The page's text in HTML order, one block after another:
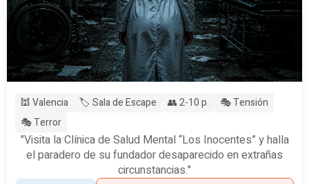
🕍 Valencia 🏷️ Sala de Escape 👥 2-10 p.
🎭 Tensión
🎭 Terror
"Visita la Clínica de Salud Mental “Los Inocentes” y halla
el paradero de su fundador desaparecido en extrañas
circunstancias."